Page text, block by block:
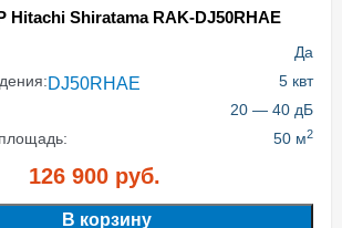
Shiratama RAK-DJ50RHAE
Да
5 квт
20 — 40 дБ
50 м2
126 900руб.
В корзину